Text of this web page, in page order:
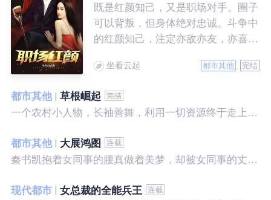
既是红颜知己，又是职场对手。圈子
可以背叛，但身体绝对忠诚。斗争中
的红颜知己，注定亦敌亦友，亦喜亦
坐看云起 都市其他 完结
都市其他
草根崛起
一个农村小人物，长袖善舞，利用一切资源终于走上人生巅峰
都市其他
大展鸿图
秦书凯抱着女同事的腰真做着美梦，却被女同事的丈夫发现，解释说是正常工作......被打击报复，得到漂亮女邻居的帮助，从此不断高升……
现代都市
女总裁的全能兵王